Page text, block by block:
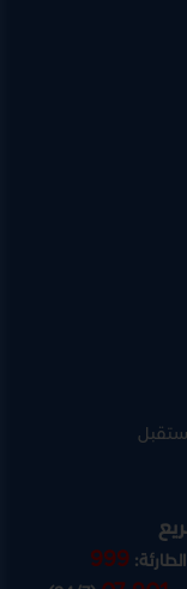
999